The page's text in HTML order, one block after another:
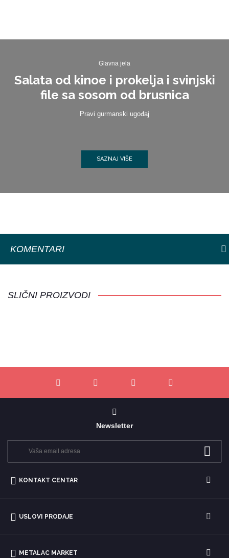
Glavna jela
Salata od kinoe i prokelja i svinjski
file sa sosom od brusnica
Pravi gurmanski ugođaj
SAZNAJ VIŠE
KOMENTARI
SLIČNI PROIZVODI
Newsletter
KONTAKT CENTAR
USLOVI PRODAJE
METALAC MARKET